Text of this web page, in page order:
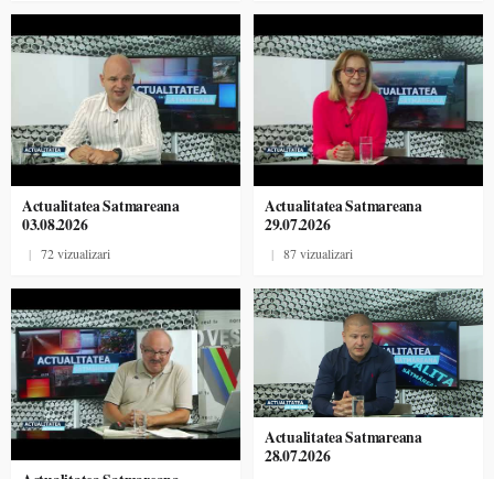
Actualitatea Satmareana
03.08.2026
| 72 vizualizari
Actualitatea Satmareana
29.07.2026
| 87 vizualizari
Actualitatea Satmareana
28.07.2026